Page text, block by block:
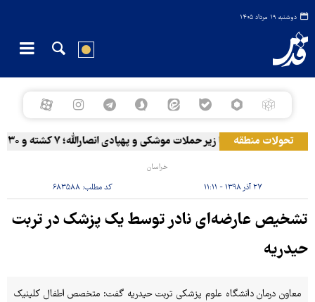
دوشنبه ۱۹ مرداد ۱۴۰۵
تحولات منطقهالمخا زیر حملات موشکی و پهپادی انصارالله؛ ۷ کشته و ۳۰ زخمی
خراسان
۲۷ آذر ۱۳۹۸ - ۱۱:۱۱ کد مطلب:۶۸۳۵۸۸
تشخیص عارضه‌ای نادر توسط یک پزشک در تربت
حیدریه
معاون درمان دانشگاه علوم پزشکی تربت حیدریه گفت: متخصص اطفال کلینیک